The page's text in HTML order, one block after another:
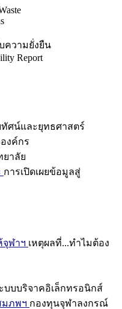
ความยั่งยืน
Report
ทัศน์และยุทธศาสตร์
งค์กร
าลัย
การเปิดเผยข้อมูลสู่
จุฬาฯ เหตุผลที่...ทำไมต้อง
บบบริจาคอิเล็กทรอนิกส์
มภพฯ กองทุนจุฬาลงกรณ์